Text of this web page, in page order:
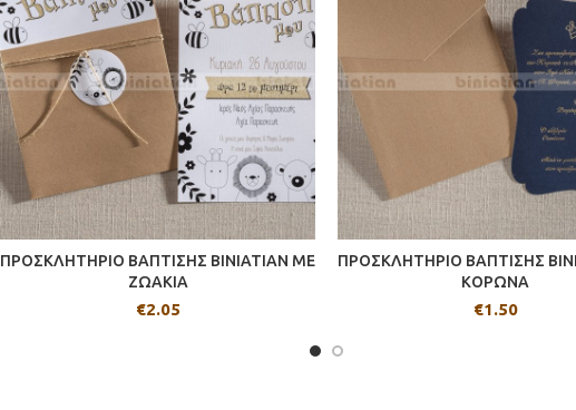
ΠΡΟΣΚΛΗΤΗΡΙΟ ΒΑΠΤΙΣΗΣ BINIATIAN ΜΕ
ΖΩΑΚΙΑ
€2.05
ΠΡΟΣΚΛΗΤΗΡΙΟ ΒΑΠΤΙΣΗΣ
ΚΟΡΩΝΑ
€1.50